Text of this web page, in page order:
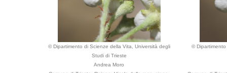
© Dipartimento di Scienze della Vita, Università degli
Studi di Trieste
Andrea Moro
©